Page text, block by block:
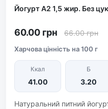
Йогурт А2 1,5 жир. Без
60.00 грн 66.00грн
Харчова цінність на 100 г
Ккал
41.00
Б
3.20
Натуральний питний